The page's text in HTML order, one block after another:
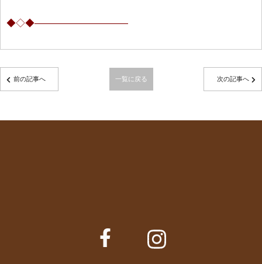
◆◇◆——————————
前の記事へ 一覧に戻る 次の記事へ